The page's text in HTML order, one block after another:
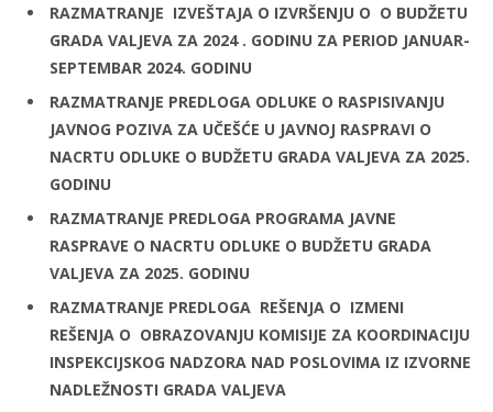
RAZMATRANJE IZVEŠTAJA O IZVRŠENJU O O BUDŽETU
GRADA VALJEVA ZA 2024 . GODINU ZA PERIOD JANUAR-
SEPTEMBAR 2024. GODINU
RAZMATRANJE PREDLOGA ODLUKE O RASPISIVANJU
JAVNOG POZIVA ZA UČEŠĆE U JAVNOJ RASPRAVI O
NACRTU ODLUKE O BUDŽETU GRADA VALJEVA ZA 2025.
GODINU
RAZMATRANJE PREDLOGA PROGRAMA JAVNE
RASPRAVE O NACRTU ODLUKE O BUDŽETU GRADA
VALJEVA ZA 2025. GODINU
RAZMATRANJE PREDLOGA REŠENJA O IZMENI
REŠENJA O OBRAZOVANJU KOMISIJE ZA KOORDINACIJU
INSPEKCIJSKOG NADZORA NAD POSLOVIMA IZ IZVORNE
NADLEŽNOSTI GRADA VALJEVA